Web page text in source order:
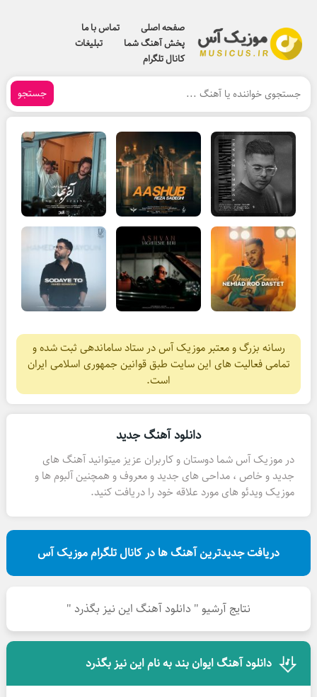
صفحه اصلی
تماس با ما
پخش آهنگ شما
تبلیغات
کانال تلگرام
جستجو
رسانه بزرگ و معتبر موزیک آس در ستاد ساماندهی ثبت شده و
تمامی فعالیت های این سایت طبق قوانین جمهوری اسلامی ایران
است.
دانلود آهنگ جدید
در موزیک آس شما دوستان و کاربران عزیز میتوانید آهنگ های
جدید و خاص ، مداحی های جدید و معروف و همچنین آلبوم ها و
موزیک ویدئو های مورد علاقه خود را دریافت کنید.
دریافت جدیدترین آهنگ ها در کانال تلگرام موزیک آس
نتایج آرشیو " دانلود آهنگ این نیز بگذرد "
دانلود آهنگ ایوان بند به نام این نیز بگذرد